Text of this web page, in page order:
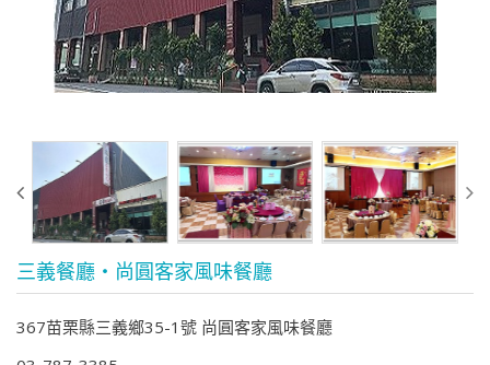
三義餐廳‧尚圓客家風味餐廳
367苗栗縣三義鄉35-1號 尚圓客家風味餐廳